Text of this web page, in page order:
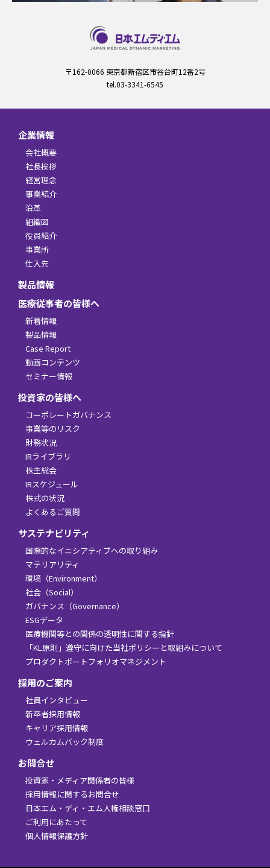
〒162-0066 東京都新宿区市谷台町12番2号
tel.03-3341-6545
企業情報
会社概要
社長挨拶
経営理念
事業紹介
沿革
組織図
役員紹介
事業所
仕入先
製品情報
医療従事者の皆様へ
新着情報
製品情報
Case Report
動画コンテンツ
セミナー情報
投資家の皆様へ
コーポレートガバナンス
事業等のリスク
財務状況
IRライブラリ
株主総会
IRスケジュール
株式の状況
よくあるご質問
サステナビリティ
国際的なイニシアティブへの取り組み
マテリアリティ
環境（Environment）
社会（Social）
ガバナンス（Governance）
ESGデータ
医療機関等との関係の透明性に関する指針
「KL原則」遵守に向けた当社ポリシーと取組みについて
プロダクトポートフォリオマネジメント
採用のご案内
社員インタビュー
新卒者採用情報
キャリア採用情報
ウェルカムバック制度
お問合せ
投資家・メディア関係者の皆様
採用情報に関するお問合せ
日本エム・ディ・エム人権相談窓口
ご利用にあたって
個人情報保護方針